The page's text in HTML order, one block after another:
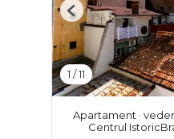
1 /11
Previous
Apartament ·
Centrul